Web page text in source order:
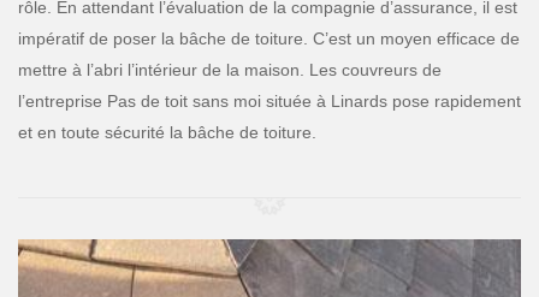
rôle. En attendant l’évaluation de la compagnie d’assurance, il est
impératif de poser la bâche de toiture. C’est un moyen efficace de
mettre à l’abri l’intérieur de la maison. Les couvreurs de
l’entreprise Pas de toit sans moi située à Linards pose rapidement
et en toute sécurité la bâche de toiture.